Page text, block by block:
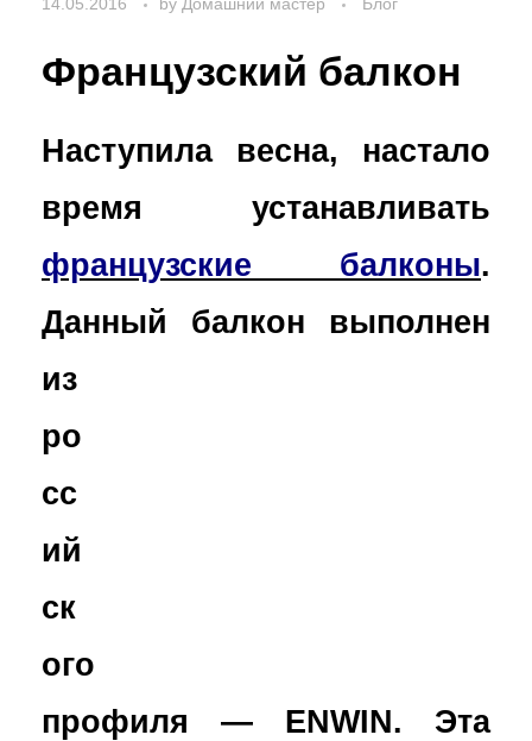
Французский балкон
Наступила весна, настало
время устанавливать
французские балконы.
Данный балкон выполнен
из
ро
сс
ий
ск
ого
профиля — ENWIN. Эта